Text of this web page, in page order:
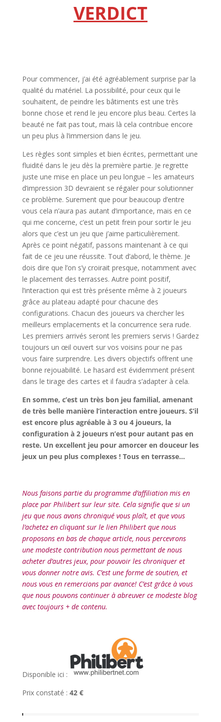
VERDICT
Pour commencer, j’ai été agréablement surprise par la
qualité du matériel. La possibilité, pour ceux qui le
souhaitent, de peindre les bâtiments est une très
bonne chose et rend le jeu encore plus beau. Certes la
beauté ne fait pas tout, mais là cela contribue encore
un peu plus à l’immersion dans le jeu.
Les règles sont simples et bien écrites, permettant une
fluidité dans le jeu dès la première partie. Je regrette
juste une mise en place un peu longue – les amateurs
d’impression 3D devraient se régaler pour solutionner
ce problème. Surement que pour beaucoup d’entre
vous cela n’aura pas autant d’importance, mais en ce
qui me concerne, c’est un petit frein pour sortir le jeu
alors que c’est un jeu que j’aime particulièrement.
Après ce point négatif, passons maintenant à ce qui
fait de ce jeu une réussite. Tout d’abord, le thème. Je
dois dire que l’on s’y croirait presque, notamment avec
le placement des terrasses. Autre point positif,
l’interaction qui est très présente même à 2 joueurs
grâce au plateau adapté pour chacune des
configurations. Chacun des joueurs va chercher les
meilleurs emplacements et la concurrence sera rude.
Les premiers arrivés seront les premiers servis ! Gardez
toujours un œil ouvert sur vos voisins pour ne pas
vous faire surprendre. Les divers objectifs offrent une
bonne rejouabilité. Le hasard est évidemment présent
dans le tirage des cartes et il faudra s’adapter à cela.
En somme, c’est un très bon jeu familial, amenant
de très belle manière l’interaction entre joueurs. S’il
est encore plus agréable à 3 ou 4 joueurs, la
configuration à 2 joueurs n’est pour autant pas en
reste. Un excellent jeu pour amorcer en douceur les
jeux un peu plus complexes ! Tous en terrasse…
Nous faisons partie du programme d’affiliation mis en
place par Philibert sur leur site. Cela signifie que si un
jeu que nous avons chroniqué vous plaît, et que vous
l’achetez en cliquant sur le lien Philibert que nous
proposons en bas de chaque article, nous percevrons
une modeste contribution nous permettant de nous
acheter d’autres jeux, pour pouvoir les chroniquer et
vous donner notre avis. C’est une forme de soutien, et
nous vous en remercions par avance! C’est grâce à vous
que nous pouvons continuer à abreuver ce modeste blog
avec toujours + de contenu.
Disponible ici :
Prix constaté : 42 €